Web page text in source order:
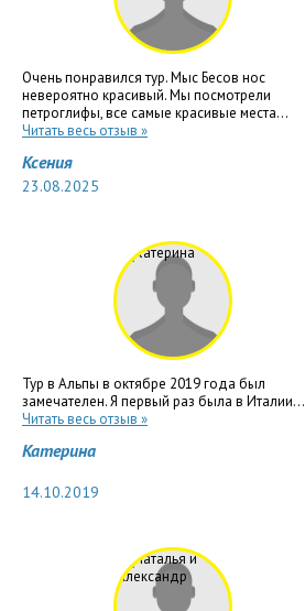
Очень понравился тур. Мыс Бесов нос
невероятно красивый. Мы посмотрели
петроглифы, все самые красивые места...
Читать весь отзыв »
Ксения
23.08.2025
Тур в Альпы в октябре 2019 года был
замечателен. Я первый раз была в Италии...
Читать весь отзыв »
Катерина
14.10.2019